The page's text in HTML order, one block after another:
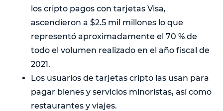
los cripto pagos con tarjetas Visa,
ascendieron a $2.5 mil millones lo que
representó aproximadamente el 70 % de
todo el volumen realizado en el año fiscal de
2021.
Los usuarios de tarjetas cripto las usan para
pagar bienes y servicios minoristas, así como
restaurantes y viajes.